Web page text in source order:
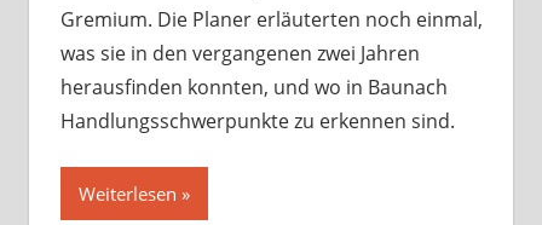
Gremium. Die Planer erläuterten noch einmal,
was sie in den vergangenen zwei Jahren
herausfinden konnten, und wo in Baunach
Handlungsschwerpunkte zu erkennen sind.
Weiterlesen